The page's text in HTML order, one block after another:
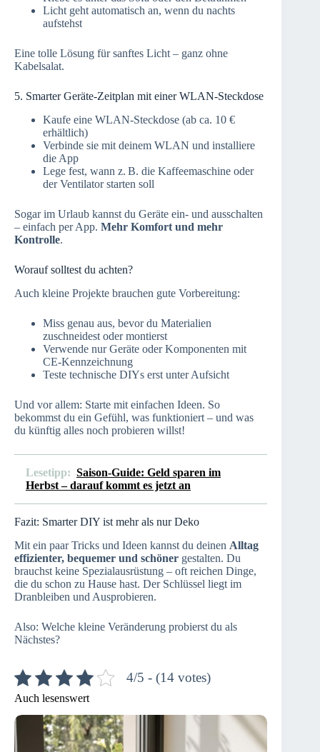
Licht geht automatisch an, wenn du nachts
aufstehst
Eine tolle Lösung für sanftes Licht – ganz ohne
Kabelsalat.
5. Smarter Geräte-Zeitplan mit einer WLAN-Steckdose
Kaufe eine WLAN-Steckdose (ab ca. 10 €
erhältlich)
Verbinde sie mit deinem WLAN und installiere
die App
Lege fest, wann z. B. die Kaffeemaschine oder
der Ventilator starten soll
Sogar im Urlaub kannst du Geräte ein- und ausschalten
– einfach per App. Mehr Komfort und mehr
Kontrolle.
Worauf solltest du achten?
Auch kleine Projekte brauchen gute Vorbereitung:
Miss genau aus, bevor du Materialien
zuschneidest oder montierst
Verwende nur Geräte oder Komponenten mit
CE-Kennzeichnung
Teste technische DIYs erst unter Aufsicht
Und vor allem: Starte mit einfachen Ideen. So
bekommst du ein Gefühl, was funktioniert – und was
du künftig alles noch probieren willst!
Lesetipp: Saison-Guide: Geld sparen im
Herbst – darauf kommt es jetzt an
Fazit: Smarter DIY ist mehr als nur Deko
Mit ein paar Tricks und Ideen kannst du deinen Alltag
effizienter, bequemer und schöner gestalten. Du
brauchst keine Spezialausrüstung – oft reichen Dinge,
die du schon zu Hause hast. Der Schlüssel liegt im
Dranbleiben und Ausprobieren.
Also: Welche kleine Veränderung probierst du als
Nächstes?
4/5 - (14 votes)
Auch lesenswert